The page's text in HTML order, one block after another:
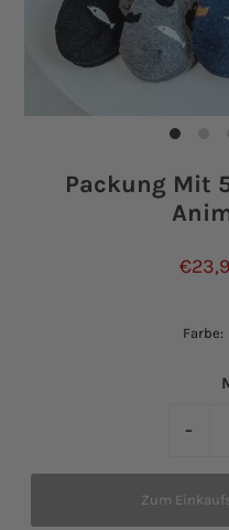
Packung Mit
Farbe:
-